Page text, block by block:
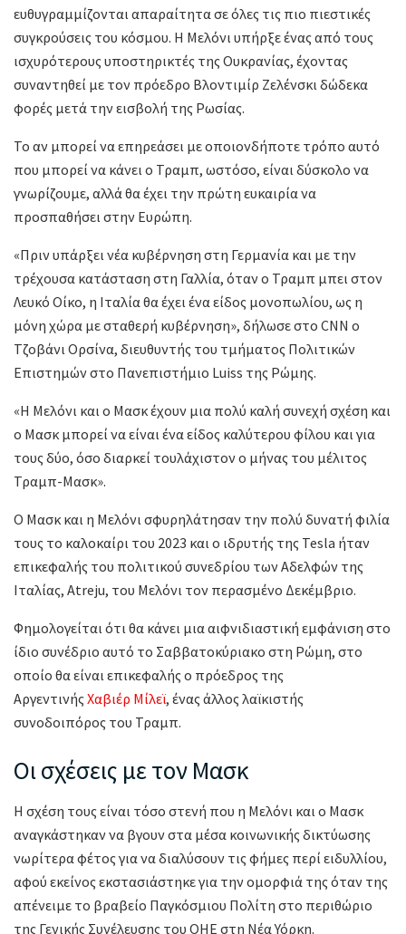
ευθυγραμμίζονται απαραίτητα σε όλες τις πιο πιεστικές
συγκρούσεις του κόσμου. Η Μελόνι υπήρξε ένας από τους
ισχυρότερους υποστηρικτές της Ουκρανίας, έχοντας
συναντηθεί με τον πρόεδρο Βλοντιμίρ Ζελένσκι δώδεκα
φορές μετά την εισβολή της Ρωσίας.
Το αν μπορεί να επηρεάσει με οποιονδήποτε τρόπο αυτό
που μπορεί να κάνει ο Τραμπ, ωστόσο, είναι δύσκολο να
γνωρίζουμε, αλλά θα έχει την πρώτη ευκαιρία να
προσπαθήσει στην Ευρώπη.
«Πριν υπάρξει νέα κυβέρνηση στη Γερμανία και με την
τρέχουσα κατάσταση στη Γαλλία, όταν ο Τραμπ μπει στον
Λευκό Οίκο, η Ιταλία θα έχει ένα είδος μονοπωλίου, ως η
μόνη χώρα με σταθερή κυβέρνηση», δήλωσε στο CNN ο
Τζοβάνι Ορσίνα, διευθυντής του τμήματος Πολιτικών
Επιστημών στο Πανεπιστήμιο Luiss της Ρώμης.
«H Μελόνι και ο Μασκ έχουν μια πολύ καλή συνεχή σχέση και
ο Μασκ μπορεί να είναι ένα είδος καλύτερου φίλου και για
τους δύο, όσο διαρκεί τουλάχιστον ο μήνας του μέλιτος
Τραμπ-Μασκ».
Ο Μασκ και η Μελόνι σφυρηλάτησαν την πολύ δυνατή φιλία
τους το καλοκαίρι του 2023 και ο ιδρυτής της Tesla ήταν
επικεφαλής του πολιτικού συνεδρίου των Αδελφών της
Ιταλίας, Atreju, του Μελόνι τον περασμένο Δεκέμβριο.
Φημολογείται ότι θα κάνει μια αιφνιδιαστική εμφάνιση στο
ίδιο συνέδριο αυτό το Σαββατοκύριακο στη Ρώμη, στο
οποίο θα είναι επικεφαλής ο πρόεδρος της
ΑργεντινήςΧαβιέρ Μίλεϊ, ένας άλλος λαϊκιστής
συνοδοιπόρος του Τραμπ.
Οι σχέσεις με τον Μασκ
Η σχέση τους είναι τόσο στενή που η Μελόνι και ο Μασκ
αναγκάστηκαν να βγουν στα μέσα κοινωνικής δικτύωσης
νωρίτερα φέτος για να διαλύσουν τις φήμες περί ειδυλλίου,
αφού εκείνος εκστασιάστηκε για την ομορφιά της όταν της
απένειμε το βραβείο Παγκόσμιου Πολίτη στο περιθώριο
της Γενικής Συνέλευσης του ΟΗΕ στη Νέα Υόρκη.